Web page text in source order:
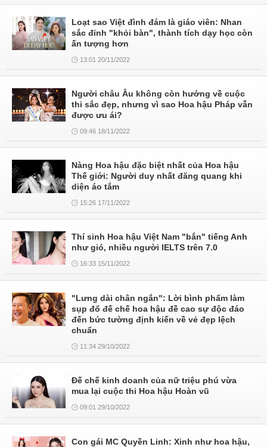
Loạt sao Việt đình đám là giáo viên: Nhan
sắc đỉnh "khỏi bàn", thành tích dạy học còn
ấn tượng hơn
13:01 20/11/2022
Người châu Âu không còn hướng về cuộc
thi sắc đẹp, nhưng vì sao Hoa hậu Pháp vẫn
được ưu ái?
09:46 18/11/2022
Nàng Hoa hậu đặc biệt nhất của Hoa hậu
Thế giới: Người duy nhất đăng quang khi
diện áo tắm
15:26 17/11/2022
Thí sinh Hoa hậu Việt Nam "bắn" tiếng Anh
như gió, nhiều người IELTS trên 7.0
16:33 15/11/2022
"Lưng dài chân ngắn": Lời bình phẩm làm
sụp đổ đế chế hoa hậu đề cao sự độc đáo
đến bức tường định kiến về vẻ đẹp lệch
chuẩn
11:34 29/10/2022
Đế chế kinh doanh của nữ triệu phú vừa
mua lại cuộc thi Hoa hậu Hoàn vũ
09:01 29/10/2022
Con gái MC Quyền Linh: Xinh như hoa hậu,